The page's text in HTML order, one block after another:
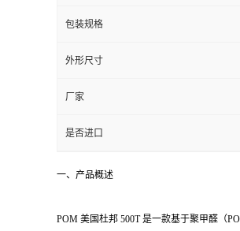
包装规格
外形尺寸
厂家
是否进口
一、产品概述
POM 美国杜邦 500T 是一款基于聚甲醛（